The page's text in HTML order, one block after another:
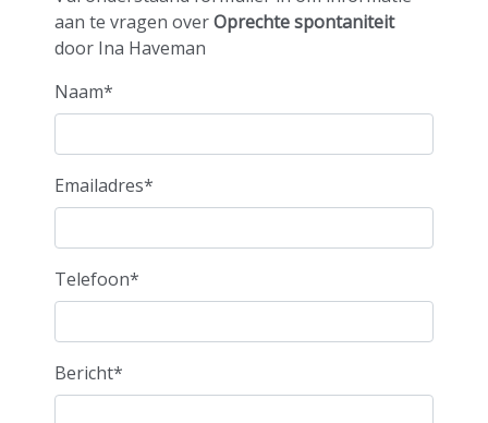
door Ina
Haveman
aan te vragen overOprechte spontaniteit
door Ina Haveman
Naam*
Emailadres*
Telefoon*
Bericht*